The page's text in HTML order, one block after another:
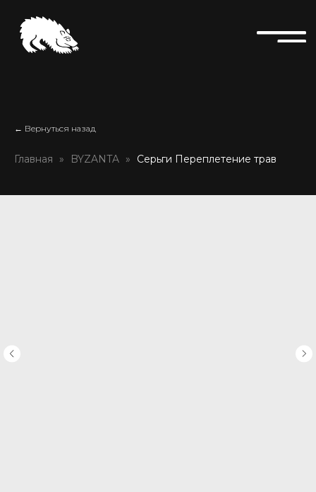
← Вернуться назад
Главная BYZANTA Серьги Переплетение трав